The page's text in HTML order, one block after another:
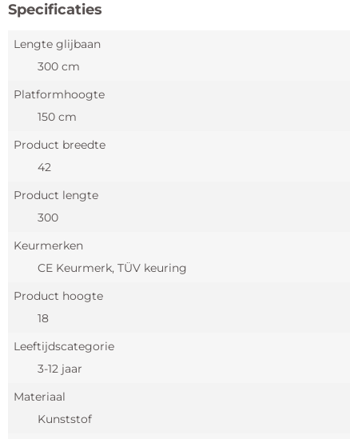
Specificaties
Lengte glijbaan
300 cm
Platformhoogte
150 cm
Product breedte
42
Product lengte
300
Keurmerken
CE Keurmerk, TÜV keuring
Product hoogte
18
Leeftijdscategorie
3-12 jaar
Materiaal
Kunststof